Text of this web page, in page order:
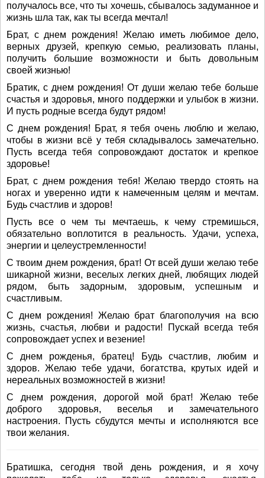
получалось все, что ты хочешь, сбывалось задуманное и
жизнь шла так, как ты всегда мечтал!
Брат, с днем рождения! Желаю иметь любимое дело,
верных друзей, крепкую семью, реализовать планы,
получить большие возможности и быть довольным
своей жизнью!
Братик, с днем рождения! От души желаю тебе больше
счастья и здоровья, много поддержки и улыбок в жизни.
И пусть родные всегда будут рядом!
С днем рождения! Брат, я тебя очень люблю и желаю,
чтобы в жизни всё у тебя складывалось замечательно.
Пусть всегда тебя сопровождают достаток и крепкое
здоровье!
Брат, с днем рождения тебя! Желаю твердо стоять на
ногах и уверенно идти к намеченным целям и мечтам.
Будь счастлив и здоров!
Пусть все о чем ты мечтаешь, к чему стремишься,
обязательно воплотится в реальность. Удачи, успеха,
энергии и целеустремленности!
С твоим днем рождения, брат! От всей души желаю тебе
шикарной жизни, веселых легких дней, любящих людей
рядом, быть задорным, здоровым, успешным и
счастливым.
С днем рождения! Желаю брат благополучия на всю
жизнь, счастья, любви и радости! Пускай всегда тебя
сопровождает успех и везение!
С днем рожденья, братец! Будь счастлив, любим и
здоров. Желаю тебе удачи, богатства, крутых идей и
нереальных возможностей в жизни!
С днем рождения, дорогой мой брат! Желаю тебе
доброго здоровья, веселья и замечательного
настроения. Пусть сбудутся мечты и исполняются все
твои желания.
Братишка, сегодня твой день рождения, и я хочу